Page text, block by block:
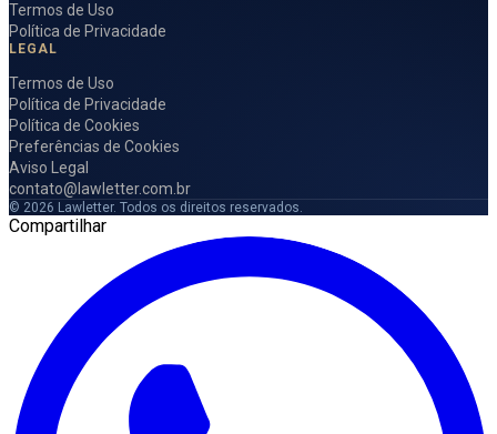
Termos de Uso
Política de Privacidade
LEGAL
Termos de Uso
Política de Privacidade
Política de Cookies
Preferências de Cookies
Aviso Legal
contato@lawletter.com.br
© 2026 Lawletter. Todos os direitos reservados.
Compartilhar